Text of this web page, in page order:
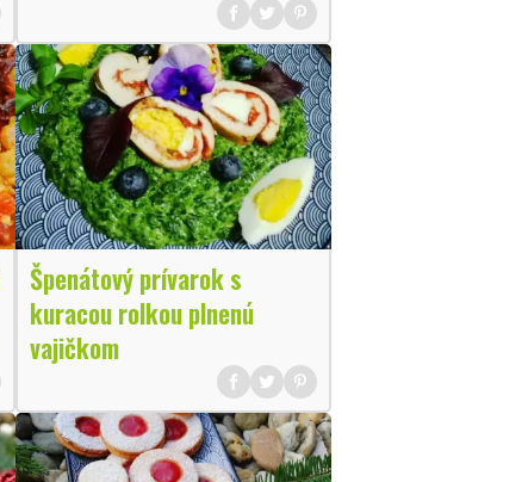
Špenátový prívarok s
kuracou rolkou plnenú
vajičkom